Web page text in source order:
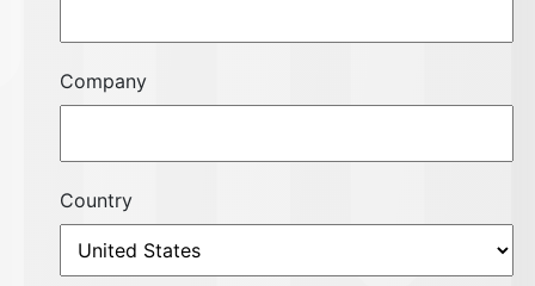
Company
Country